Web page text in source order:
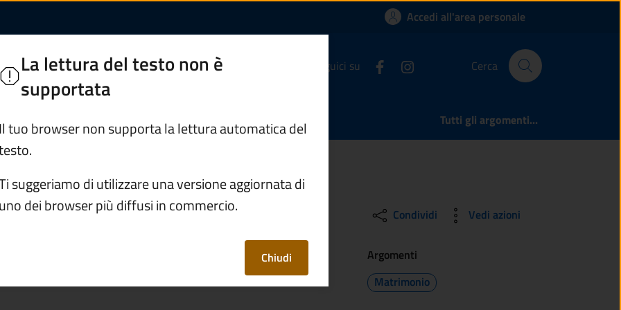
| Comune di Zone Accedi all'area personale
Seguici su Cerca
Servizi Vivere Zone Tutti gli argomenti...
/ Separazione e divorzio
Condividi Vedi azioni
La lettura del testo non è
supportata
Il tuo browser non supporta la lettura automatica del
suggeriamo di utilizzare una versione aggiornata di
uno dei browser più diffusi in commercio.
Chiudi
Argomenti
Matrimonio